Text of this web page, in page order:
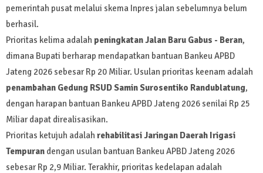
pemerintah pusat melalui skema Inpres jalan sebelumnya belum
berhasil.
Prioritas kelima adalah peningkatan Jalan Baru Gabus - Beran,
dimana Bupati berharap mendapatkan bantuan Bankeu APBD
Jateng 2026 sebesar Rp 20 Miliar. Usulan prioritas keenam adalah
penambahan Gedung RSUD Samin Surosentiko Randublatung,
dengan harapan bantuan Bankeu APBD Jateng 2026 senilai Rp 25
Miliar dapat direalisasikan.
Prioritas ketujuh adalah rehabilitasi Jaringan Daerah Irigasi
Tempuran dengan usulan bantuan Bankeu APBD Jateng 2026
sebesar Rp 2,9 Miliar. Terakhir, prioritas kedelapan adalah